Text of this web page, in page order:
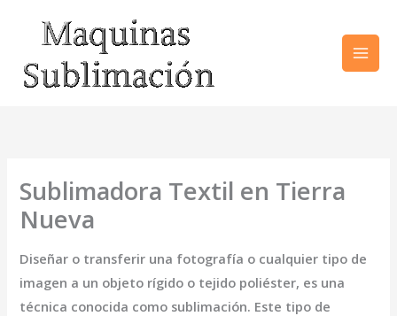
contenido
Sublimadora Textil en Tierra
Nueva
Diseñar o transferir una fotografía o cualquier tipo de
imagen a un objeto rígido o tejido poliéster, es una
técnica conocida como sublimación. Este tipo de